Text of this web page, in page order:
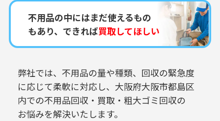
不用品の中にはまだ使えるもの
もあり、できれば買取してほしい
弊社では、不用品の量や種類、回収の緊急度
に応じて柔軟に対応し、 大阪府大阪市都島区
内での不用品回収・買取・粗大ゴミ回収の
お悩みを解決いたします。